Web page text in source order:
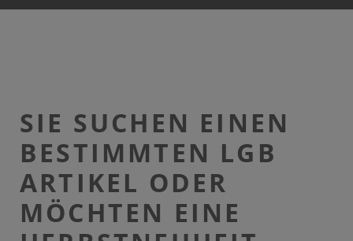
SIE SUCHEN EINEN
BESTIMMTEN LGB
ARTIKEL ODER
MÖCHTEN EINE